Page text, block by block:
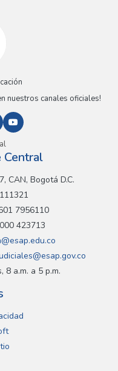
nuestros canales oficiales!
Central
CAN, Bogotá D.C.
111321
7956110
423713
8 a.m. a 5 p.m.